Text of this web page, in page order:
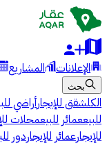
الإعلانات المشاريع
بحث
الكلشقق للإيجارأراضي
للبيععمائر للبيعمحلات
للإيجارعمائر للإيجاردور